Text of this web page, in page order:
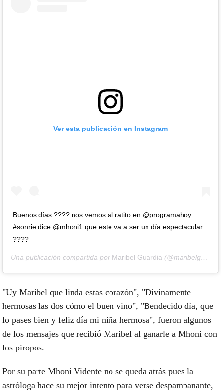
Ver esta publicación en Instagram
Buenos días ???? nos vemos al ratito en @programahoy
#sonrie dice @mhoni1 que este va a ser un día espectacular
????
Una publicación compartida por Maribel Guardia (@maribelguardia) el
"Uy Maribel que linda estas corazón", "Divinamente
hermosas las dos cómo el buen vino", "Bendecido día, que
lo pases bien y feliz día mi niña hermosa", fueron algunos
de los mensajes que recibió Maribel al ganarle a Mhoni con
los piropos.
Por su parte Mhoni Vidente no se queda atrás pues la
astróloga hace su mejor intento para verse despampanante,